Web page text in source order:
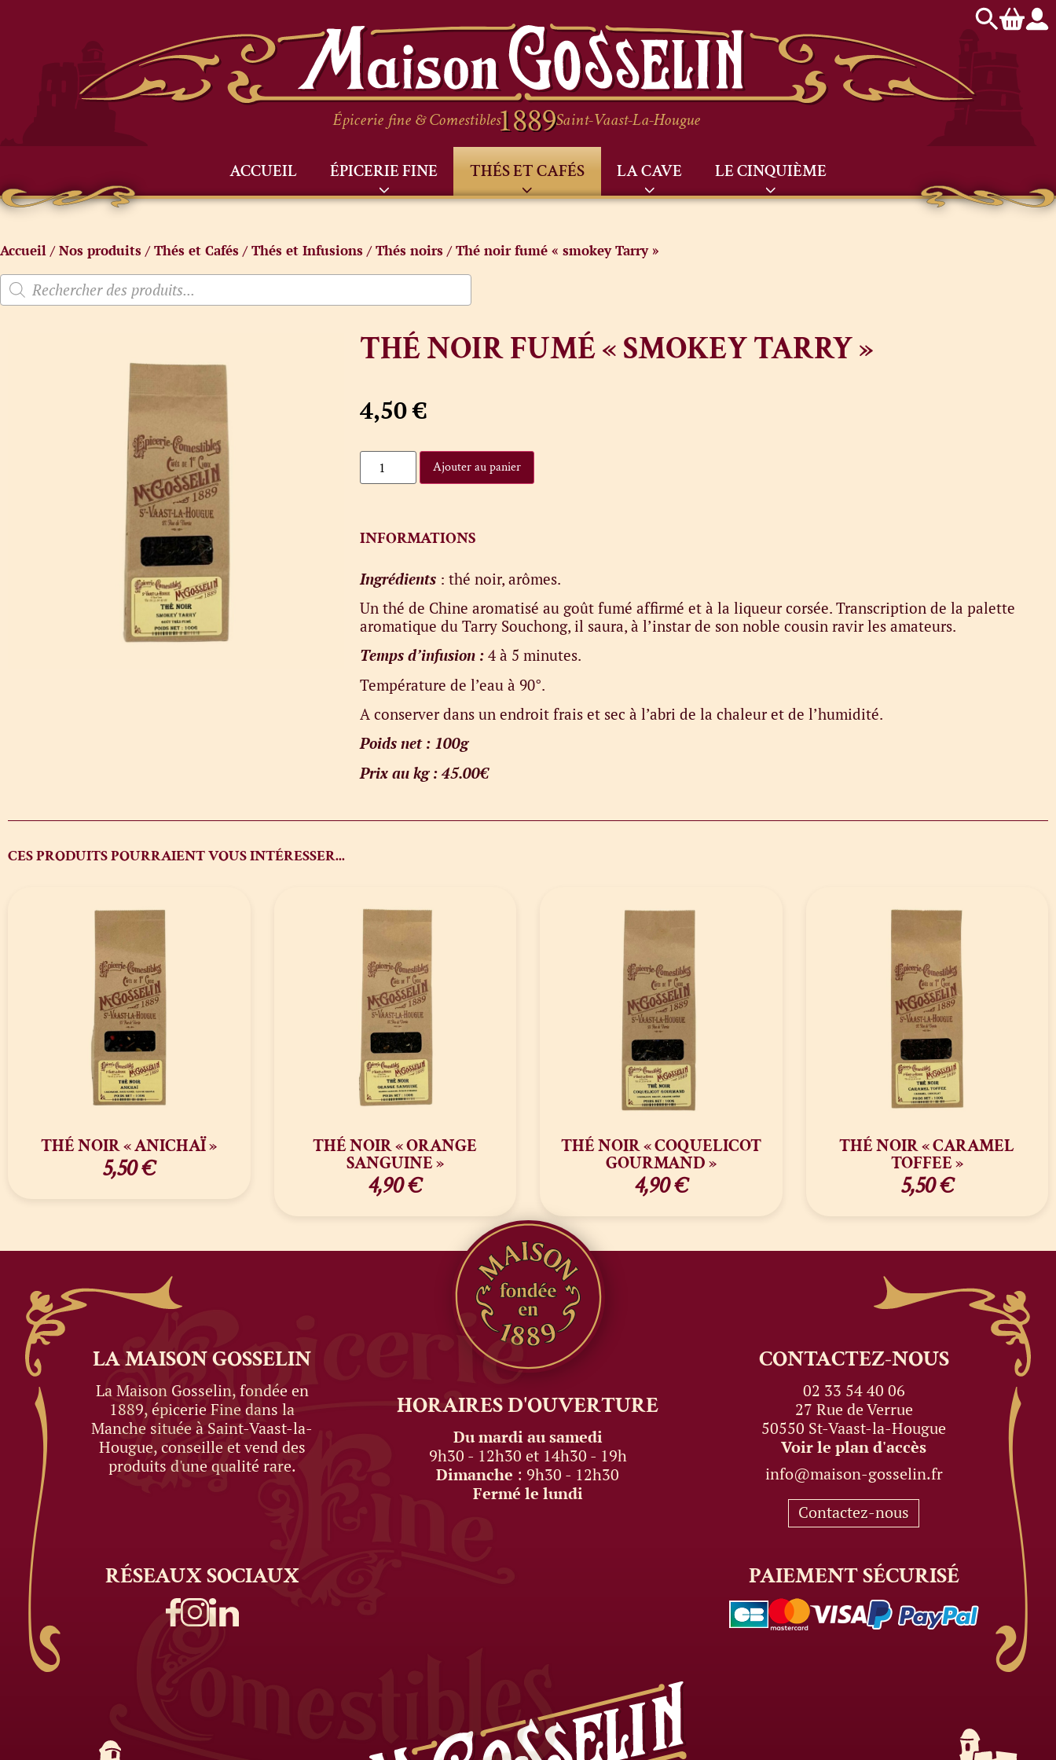
Épicerie fine & Comestibles Saint-Vaast-La-Hougue
ACCUEIL ÉPICERIE FINE THÉS ET CAFÉS LA CAVE LE CINQUIÈME
Accueil /Nos produits /Thés et Cafés /Thés et Infusions /Thés noirs / Thé noir fumé « smokey Tarry »
THÉ NOIR FUMÉ « SMOKEY TARRY »
4,50€
Ajouter au panier
INFORMATIONS
Ingrédients: thé noir, arômes.
Un thé de Chine aromatisé au goût fumé affirmé et à la liqueur corsée. Transcription de la palette
aromatique du Tarry Souchong, il saura, à l’instar de son noble cousin ravir les amateurs.
Temps d’infusion : 4 à 5 minutes.
Température de l’eau à 90°.
A conserver dans un endroit frais et sec à l’abri de la chaleur et de l’humidité.
Poids net : 100g
Prix au kg : 45.00€
CES PRODUITS POURRAIENT VOUS INTÉRESSER...
THÉ NOIR « ANICHAÏ »
5,50€
THÉ NOIR « ORANGE
SANGUINE »
4,90€
THÉ NOIR « COQUELICOT
GOURMAND »
4,90€
THÉ NOIR « CARAMEL
TOFFEE »
5,50€
LA MAISONGOSSELIN
La Maison Gosselin, fondée en
1889, épicerie Fine dans la
Manche située à Saint-Vaast-la-
Hougue, conseille et vend des
produits d'une qualité rare.
HORAIRESD'OUVERTURE
Du mardi au samedi
9h30 - 12h30 et 14h30 - 19h
Dimanche : 9h30 - 12h30
Fermé le lundi
CONTACTEZ-NOUS
02 33 54 40 06
27 Rue de Verrue
50550 St-Vaast-la-Hougue
Voir le plan d'accès
info@maison-gosselin.fr
Contactez-nous
RÉSEAUXSOCIAUX PAIEMENTSÉCURISÉ